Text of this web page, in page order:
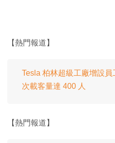
【熱門報道】
Tesla 柏林超級工廠增設
次載客量達 400 人
【熱門報道】